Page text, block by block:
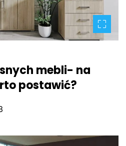
mebli- na
postawić?